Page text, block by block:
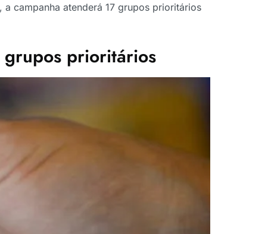
campanha atenderá 17 grupos prioritários
grupos prioritários